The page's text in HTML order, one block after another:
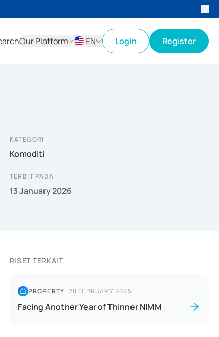
Our Platform
EN
Login Register
KATEGORI
Komoditi
TERBIT PADA
13 January 2026
RISET TERKAIT
PROPERTY| 28 FEBRUARY 2025
Facing Another Year of Thinner NIMM